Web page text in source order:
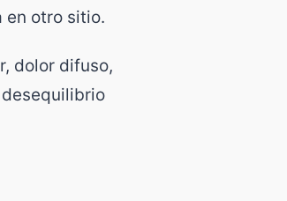
en otro sitio.
dolor difuso,